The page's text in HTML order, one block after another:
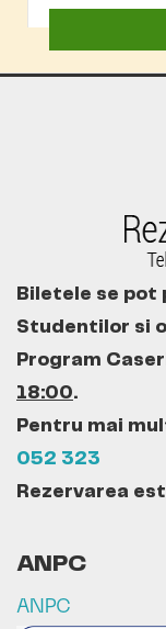
Biletele se pot
Studentilor si
Program
18:00.
Pentru mai
052 323
Rezervarea
ANPC
ANPC